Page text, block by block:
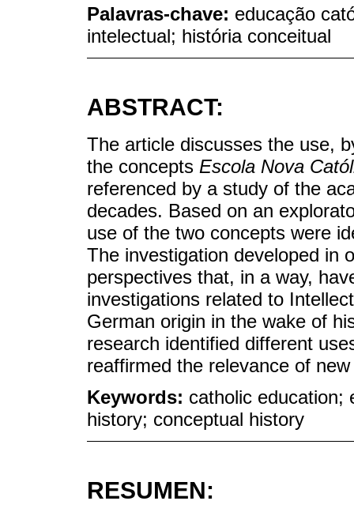
Palavras-chave: educação
intelectual; história conceitual
ABSTRACT:
The article discusses the use,
the concepts Escola Nova
referenced by a study of the
decades. Based on an
use of the two concepts were
The investigation developed in
perspectives that, in a way,
investigations related to
German origin in the wake of
research identified different
reaffirmed the relevance of
Keywords: catholic education;
history; conceptual history
RESUMEN: